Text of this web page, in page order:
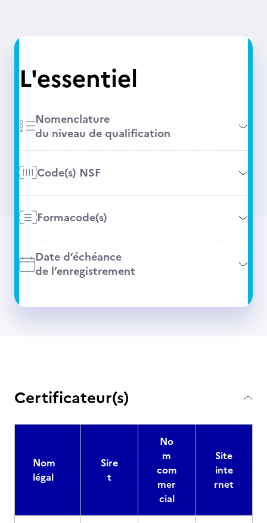
L'essentiel
Nomenclature
du niveau de qualification
Code(s) NSF
Formacode(s)
Date d’échéance
de l’enregistrement
Certificateur(s)
Nom
légal
Sire
t
No
m
com
mer
cial
Site
inte
rnet